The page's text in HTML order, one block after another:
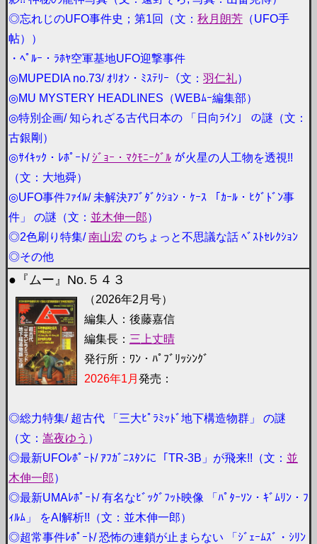
◎忘れじのUFO事件史；第1回（文： 秋月朗芳 （UFO手
帖））
・ﾍﾟﾙｰ・ﾗﾎﾔ空軍基地UFO迎撃事件
◎MUPEDIA no.73/ ｵﾘｵﾝ・ﾐｽﾃﾘｰ（文： 羽仁礼）
◎MU MYSTERY HEADLINES（WEBﾑｰ編集部）
◎特別企画/ 知られざる古代日本の 「日向ﾗｲﾝ」 の謎（文：
古銀剛）
◎ｻｲｷｯｸ・ﾚﾎﾟｰﾄ/ ｼﾞｮｰ・ﾏｸﾓﾆｰｸﾞﾙ が火星の人工物を透視!!
（文：大地舜）
◎UFO事件ﾌｧｲﾙ/ 未解決ｱﾌﾞﾀﾞｸｼｮﾝ・ｹｰｽ 「ｶｰﾙ・ﾋｸﾞﾄﾞﾝ事
件」 の謎（文： 並木伸一郎）
◎2色刷り特集/南山宏 のちょっと不思議な話 ﾍﾞｽﾄｾﾚｸｼｮﾝ
◎その他
●『ムー』No.５４３
（2026年2月号）
編集人：後藤嘉信
編集長： 三上丈晴
発行所：ﾜﾝ・ﾊﾟﾌﾞﾘｯｼﾝｸﾞ
2026年1月 発売：
◎総力特集/ 超古代 「三大ﾋﾟﾗﾐｯﾄﾞ地下構造物群」 の謎
（文： 嵩夜ゆう ）
◎最新UFOﾚﾎﾟｰﾄ/ ｱﾌｶﾞﾆｽﾀﾝに「TR-3B」が飛来!!（文： 並
木伸一郎）
◎最新UMAﾚﾎﾟｰﾄ/ 有名なﾋﾞｯｸﾞﾌｯﾄ映像 「ﾊﾟﾀｰｿﾝ・ｷﾞﾑﾘﾝ・ﾌ
ｨﾙﾑ」 をAI解析!!（文：並木伸一郎）
◎超常事件ﾚﾎﾟｰﾄ/ 恐怖の連鎖が止まらない 「ｼﾞｪｰﾑｽﾞ・ｼﾘﾝ